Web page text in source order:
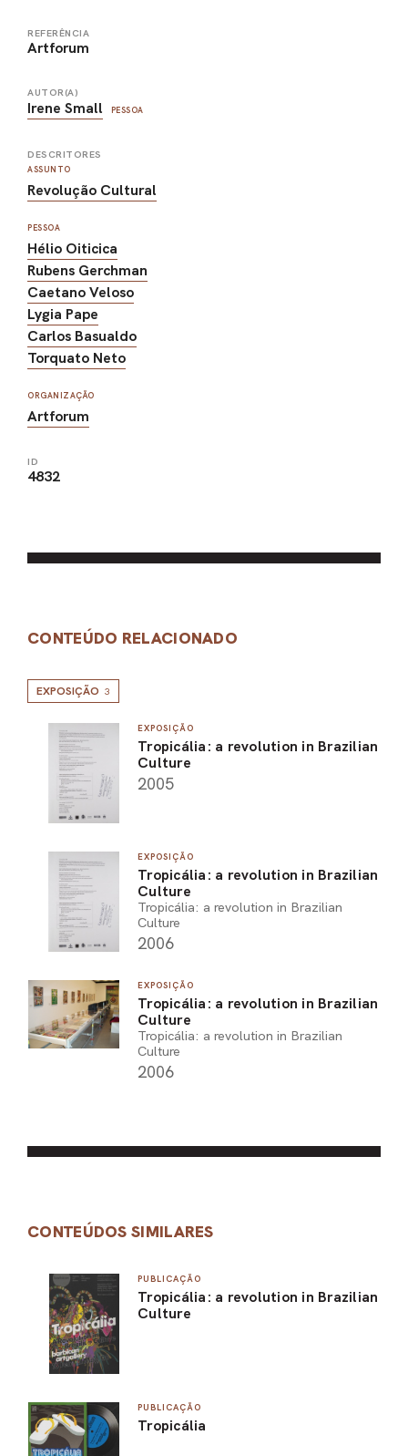
REFERÊNCIA
Artforum
AUTOR(A)
Irene Small PESSOA
DESCRITORES
ASSUNTO
Revolução Cultural
PESSOA
Hélio Oiticica
Rubens Gerchman
Caetano Veloso
Lygia Pape
Carlos Basualdo
Torquato Neto
ORGANIZAÇÃO
Artforum
ID
4832
CONTEÚDO RELACIONADO
EXPOSIÇÃO 3
EXPOSIÇÃO
Tropicália: a revolution in Brazilian
Culture
2005
EXPOSIÇÃO
Tropicália: a revolution in Brazilian
Culture
Tropicália: a revolution in Brazilian
Culture
2006
EXPOSIÇÃO
Tropicália: a revolution in Brazilian
Culture
Tropicália: a revolution in Brazilian
Culture
2006
CONTEÚDOS SIMILARES
PUBLICAÇÃO
Tropicália: a revolution in Brazilian
Culture
PUBLICAÇÃO
Tropicália